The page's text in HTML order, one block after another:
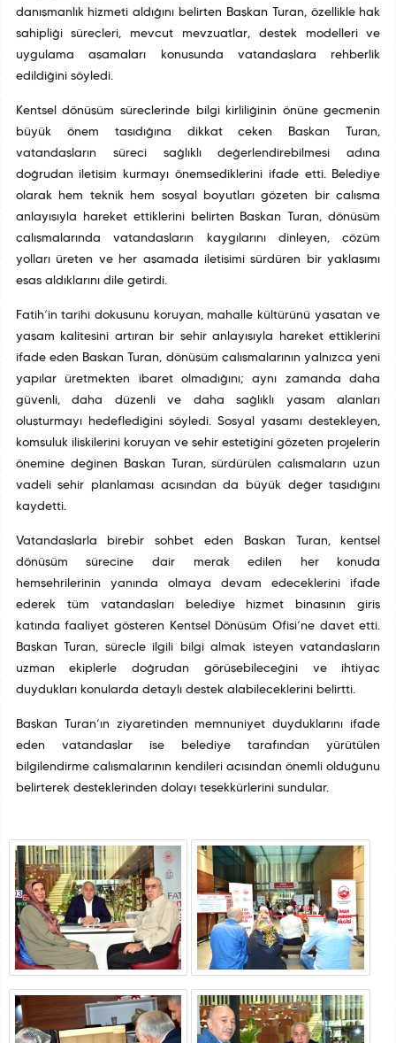
danışmanlık hizmeti aldığını belirten Başkan Turan, özellikle hak
sahipliği süreçleri, mevcut mevzuatlar, destek modelleri ve
uygulama aşamaları konusunda vatandaşlara rehberlik
edildiğini söyledi.
Kentsel dönüşüm süreçlerinde bilgi kirliliğinin önüne geçmenin
büyük önem taşıdığına dikkat çeken Başkan Turan,
vatandaşların süreci sağlıklı değerlendirebilmesi adına
doğrudan iletişim kurmayı önemsediklerini ifade etti. Belediye
olarak hem teknik hem sosyal boyutları gözeten bir çalışma
anlayışıyla hareket ettiklerini belirten Başkan Turan, dönüşüm
çalışmalarında vatandaşların kaygılarını dinleyen, çözüm
yolları üreten ve her aşamada iletişimi sürdüren bir yaklaşımı
esas aldıklarını dile getirdi.
Fatih’in tarihî dokusunu koruyan, mahalle kültürünü yaşatan ve
yaşam kalitesini artıran bir şehir anlayışıyla hareket ettiklerini
ifade eden Başkan Turan, dönüşüm çalışmalarının yalnızca yeni
yapılar üretmekten ibaret olmadığını; aynı zamanda daha
güvenli, daha düzenli ve daha sağlıklı yaşam alanları
oluşturmayı hedeflediğini söyledi. Sosyal yaşamı destekleyen,
komşuluk ilişkilerini koruyan ve şehir estetiğini gözeten projelerin
önemine değinen Başkan Turan, sürdürülen çalışmaların uzun
vadeli şehir planlaması açısından da büyük değer taşıdığını
kaydetti.
Vatandaşlarla birebir sohbet eden Başkan Turan, kentsel
dönüşüm sürecine dair merak edilen her konuda
hemşehrilerinin yanında olmaya devam edeceklerini ifade
ederek tüm vatandaşları belediye hizmet binasının giriş
katında faaliyet gösteren Kentsel Dönüşüm Ofisi’ne davet etti.
Başkan Turan, süreçle ilgili bilgi almak isteyen vatandaşların
uzman ekiplerle doğrudan görüşebileceğini ve ihtiyaç
duydukları konularda detaylı destek alabileceklerini belirtti.
Başkan Turan’ın ziyaretinden memnuniyet duyduklarını ifade
eden vatandaşlar ise belediye tarafından yürütülen
bilgilendirme çalışmalarının kendileri açısından önemli olduğunu
belirterek desteklerinden dolayı teşekkürlerini sundular.